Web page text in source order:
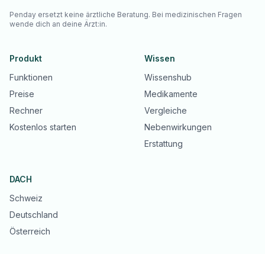
Penday ersetzt keine ärztliche Beratung. Bei medizinischen Fragen
wende dich an deine Ärzt:in.
Produkt
Funktionen
Preise
Rechner
Kostenlos starten
Wissen
Wissenshub
Medikamente
Vergleiche
Nebenwirkungen
Erstattung
DACH
Schweiz
Deutschland
Österreich